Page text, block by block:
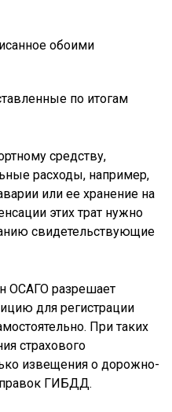
обоими
по итогам
средству,
расходы, например,
или ее хранение на
этих трат нужно
свидетельствующие
ОСАГО разрешает
для регистрации
При таких
страхового
извещения о дорожно-
ГИБДД.